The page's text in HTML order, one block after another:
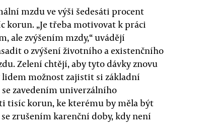
mzdu ve výši šedesáti procent
korun. „Je třeba motivovat k práci
ale zvýšením mzdy,“ uvádějí
o zvýšení životního a existenčního
Zelení chtějí, aby tyto dávky znovu
lidem možnost zajistit si základní
zavedením univerzálního
tisíc korun, ke kterému by měla být
zrušením karenční doby, kdy není